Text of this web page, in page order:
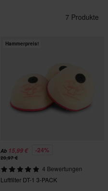
7 Produkte
Hammerpreis!
Ab 15,99 € -24%
20,97 €
4 Bewertungen
Luftfilter DT-1 3-PACK